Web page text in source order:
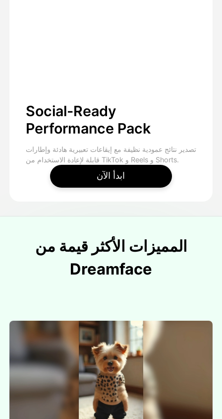
Social-Ready
Performance Pack
تصدير نتائج عمودية نظيفة مع إيقاعات تعبيرية هادئة وإطارات
قابلة لإعادة الاستخدام من TikTok و Reels و Shorts.
ابدأ الآن
المميزات الأكثر قيمة من
Dreamface